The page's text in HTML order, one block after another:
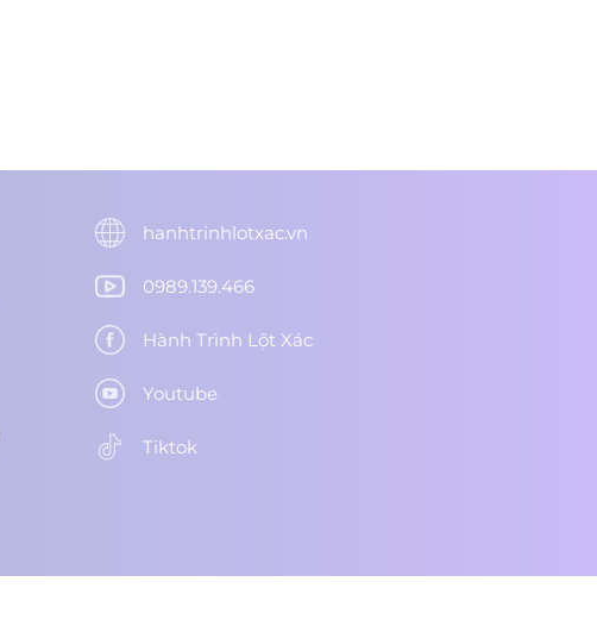
hanhtrinhlotxac.vn
0989.139.466
Hành Trình Lột Xác
Youtube
Tiktok